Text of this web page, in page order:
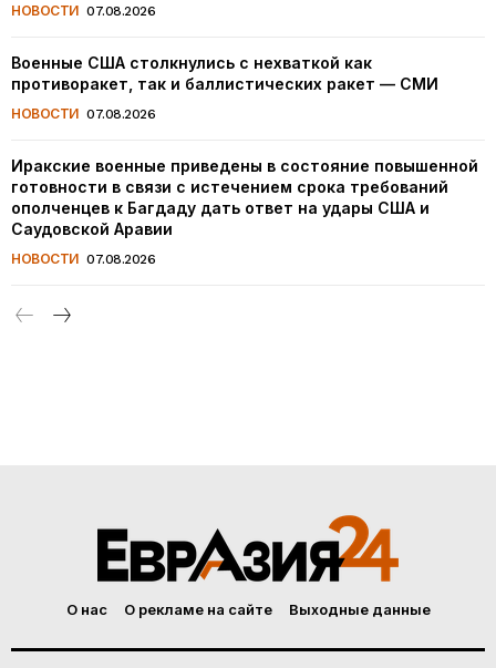
НОВОСТИ 07.08.2026
Военные США столкнулись с нехваткой как
противоракет, так и баллистических ракет — СМИ
НОВОСТИ 07.08.2026
Иракские военные приведены в состояние повышенной
готовности в связи с истечением срока требований
ополченцев к Багдаду дать ответ на удары США и
Саудовской Аравии
НОВОСТИ 07.08.2026
О нас О рекламе на сайте Выходные данные